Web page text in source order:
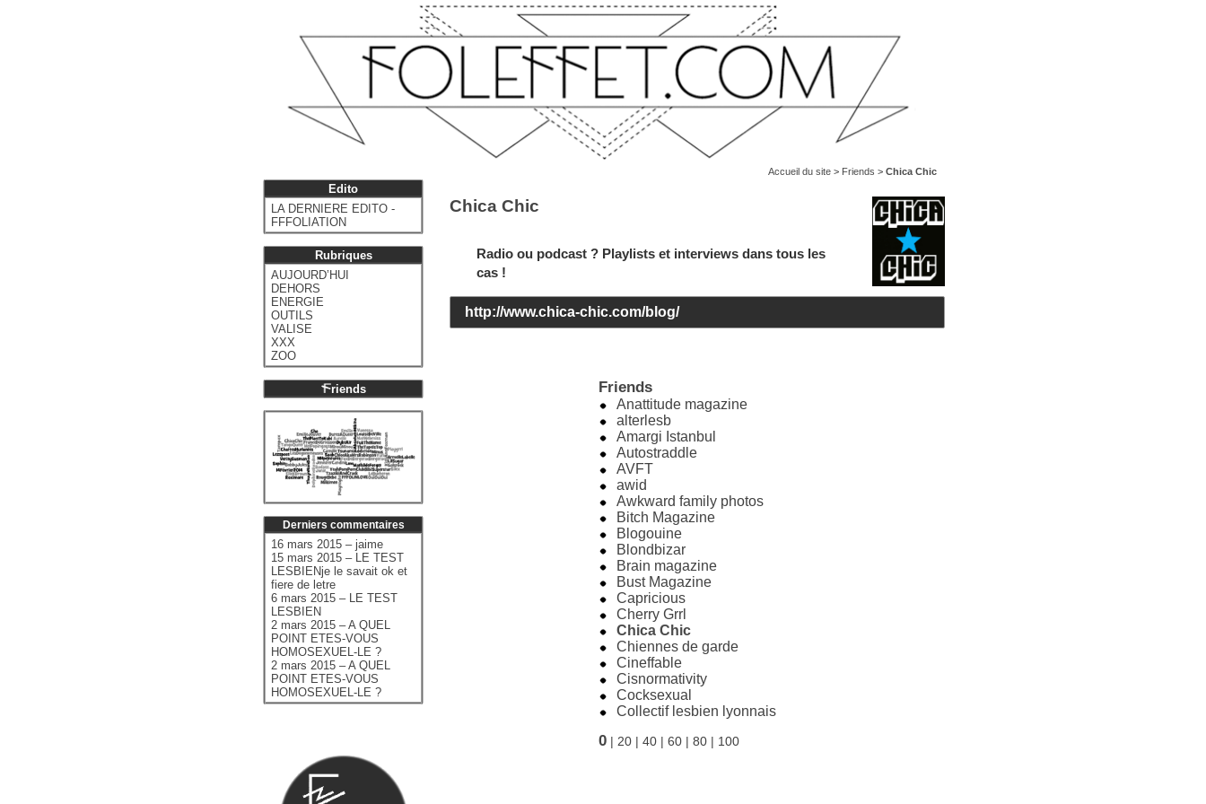
Accueil du site> Friends > Chica Chic
Chica Chic
Radio ou podcast ? Playlists et interviews dans tous les
cas !
http://www.chica-chic.com/blog/
Friends
Anattitude magazine
alterlesb
Amargi Istanbul
Autostraddle
AVFT
awid
Awkward family photos
Bitch Magazine
Blogouine
Blondbizar
Brain magazine
Bust Magazine
Capricious
Cherry Grrl
Chica Chic
Chiennes de garde
Cineffable
Cisnormativity
Cocksexual
Collectif lesbien lyonnais
0| 20| 40| 60| 80| 100
Edito
LA DERNIERE EDITO -
FFFOLIATION
Rubriques
AUJOURD’HUI
DEHORS
ENERGIE
OUTILS
VALISE
XXX
ZOO
riends
Derniers commentaires
16 mars 2015 – jaime
15 mars 2015 – LE TEST
LESBIENje le savait ok et
fiere de letre
6 mars 2015 – LE TEST
LESBIEN
2 mars 2015 – A QUEL
POINT ETES-VOUS
HOMOSEXUEL-LE ?
2 mars 2015 – A QUEL
POINT ETES-VOUS
HOMOSEXUEL-LE ?